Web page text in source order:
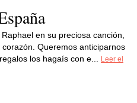
en su preciosa canción,
Queremos anticiparnos
los hagaís con e...
Leer el